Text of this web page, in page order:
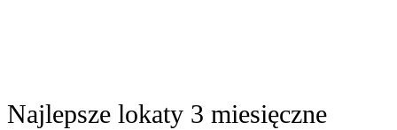
Najlepsze lokaty 3 miesięczne